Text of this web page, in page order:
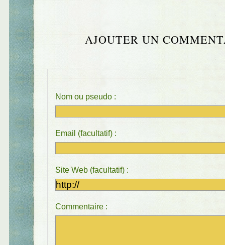
AJOUTER UN
Nom ou pseudo :
Email (facultatif) :
Site Web (facultatif) :
Commentaire :